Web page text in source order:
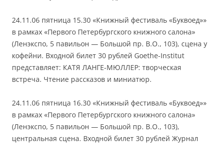
24.11.06 пятница 15.30 «Книжный фестиваль «Буквоед»»
в рамках «Первого Петербургского книжного салона»
(Ленэкспо, 5 павильон — Большой пр. В.О., 103), сцена у
кофейни. Входной билет 30 рублей Goethe-Institut
представляет: КАТЯ ЛАНГЕ-МЮЛЛЕР: творческая
встреча. Чтение рассказов и миниатюр.
24.11.06 пятница 16.30 «Книжный фестиваль «Буквоед»»
в рамках «Первого Петербургского книжного салона»
(Ленэкспо, 5 павильон — Большой пр. В.О., 103),
центральная сцена. Входной билет 30 рублей Журнал